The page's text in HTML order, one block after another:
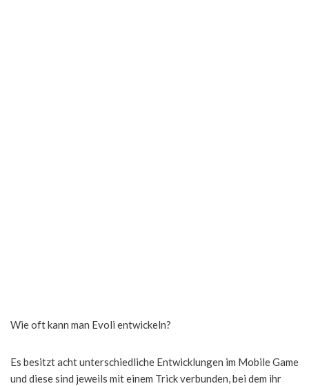
Wie oft kann man Evoli entwickeln?
Es besitzt acht unterschiedliche Entwicklungen im Mobile Game
und diese sind jeweils mit einem Trick verbunden, bei dem ihr